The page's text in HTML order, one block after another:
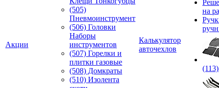
Акции
(505)
Пневмоинструмент
(506) Головки
Наборы
инструментов
(507) Горелки и
плитки газовые
(508) Домкраты
(510) Изолента
Калькулятор
авточехлов
на